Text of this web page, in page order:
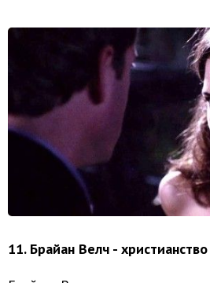
11. Брайан Велч - христианство